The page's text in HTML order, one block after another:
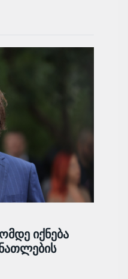
იქნება